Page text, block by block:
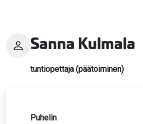
Sanna Kulmala
tuntiopettaja (päätoiminen)
Puhelin